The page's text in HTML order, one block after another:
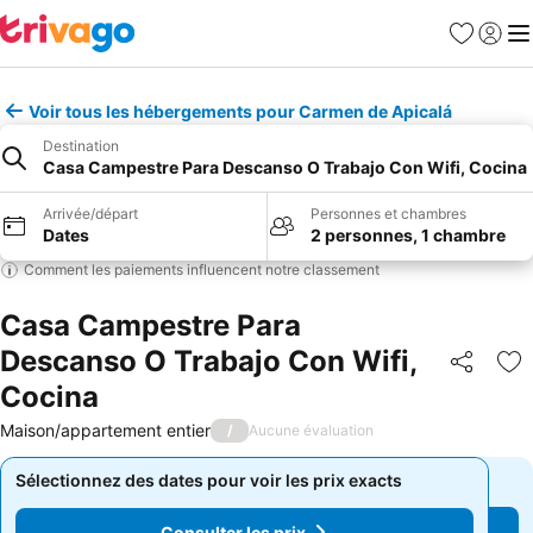
Favoris
Se
Voir tous les hébergements pour Carmen de Apicalá
Destination
Casa Campestre Para Descanso O Trabajo Con Wifi, Cocina
Arrivée/départ
Dates
Personnes et chambres
2 personnes, 1 chambre
Comment les paiements influencent notre classement
Casa Campestre Para
Descanso O Trabajo Con Wifi,
Cocina
Partager
Maison/appartement entier / Aucune évaluation
Sélectionnez des dates pour voir les prix exacts
Sélectionnez des dates pour voir les prix exacts